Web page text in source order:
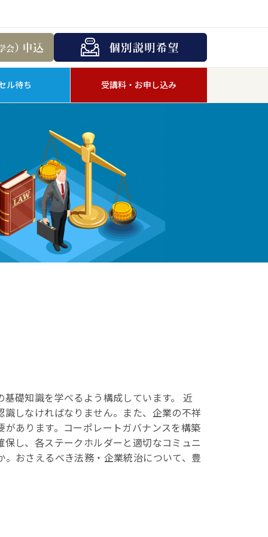
ル待ち 受講料・お申し込み
礎知識を学べるよう構成しています。 近
しなければなりません。また、企業の不祥
あります。コーポレートガバナンスを構築
し、各ステークホルダーと適切なコミュニ
おさえるべき法務・企業統治について、豊